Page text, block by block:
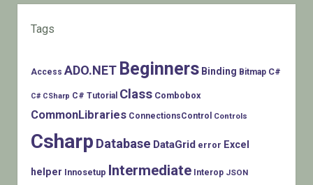
Tags
Access ADO.NET Beginners Binding Bitmap C#
C# CSharp C# Tutorial Class Combobox
CommonLibraries ConnectionsControl Controls
Csharp Database DataGrid error Excel
helper Innosetup Intermediate Interop JSON